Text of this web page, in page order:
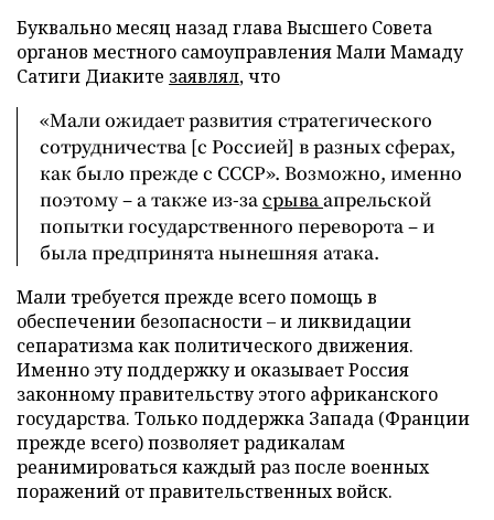
Буквально месяц назад глава Высшего Совета
органов местного самоуправления Мали Мамаду
Сатиги Диаките заявлял, что
«Мали ожидает развития стратегического
сотрудничества [с Россией] в разных сферах,
как было прежде с СССР». Возможно, именно
поэтому – а также из-засрываапрельской
попытки государственного переворота – и
была предпринята нынешняя атака.
Мали требуется прежде всего помощь в
обеспечении безопасности – и ликвидации
сепаратизма как политического движения.
Именно эту поддержку и оказывает Россия
законному правительству этого африканского
государства. Только поддержка Запада (Франции
прежде всего) позволяет радикалам
реанимироваться каждый раз после военных
поражений от правительственных войск.